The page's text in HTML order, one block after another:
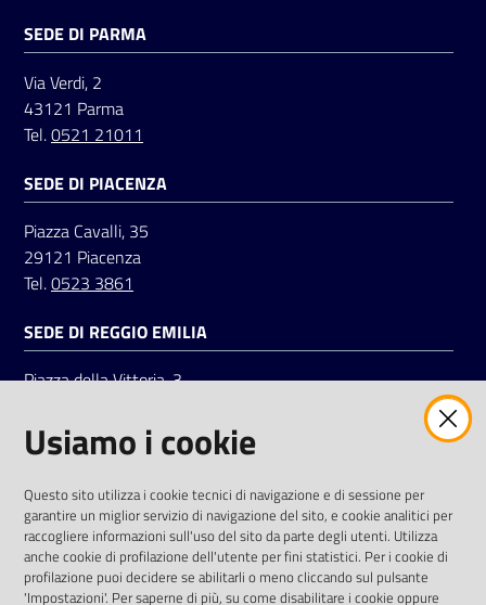
Registrati
Seguici
su
SEDE DI PARMA
Via Verdi, 2
43121 Parma
Tel.0521 21011
SEDE DI PIACENZA
Piazza Cavalli, 35
29121 Piacenza
Tel.0523 3861
SEDE DI REGGIO EMILIA
Piazza della Vittoria, 3
Tel.0522 7961
LinkedinFacebookInstagram
Usiamo i cookie
Questo sito utilizza i cookie tecnici di navigazione e di sessione per
garantire un miglior servizio di navigazione del sito, e cookie analitici per
raccogliere informazioni sull'uso del sito da parte degli utenti. Utilizza
anche cookie di profilazione dell'utente per fini statistici. Per i cookie di
profilazione puoi decidere se abilitarli o meno cliccando sul pulsante
'Impostazioni'. Per saperne di più, su come disabilitare i cookie oppure